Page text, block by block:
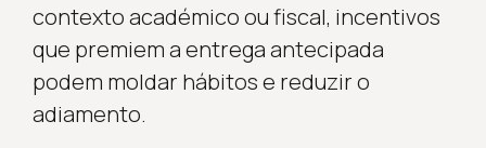
contexto académico ou fiscal, incentivos
que premiem a entrega antecipada
podem moldar hábitos e reduzir o
adiamento.